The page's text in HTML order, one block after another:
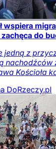
wspiera
do
jedną z
nachodźców
Kościoła
DoRzeczy.pl